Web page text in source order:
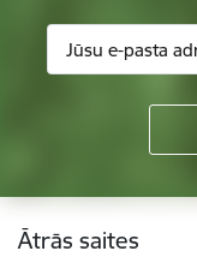
Kājene
Ātrās saites